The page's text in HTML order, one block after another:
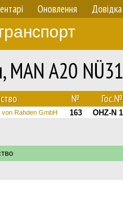
Оновлення Довідка
MAN A20
№ Гос.№
Rahden GmbH 163 OHZ-N